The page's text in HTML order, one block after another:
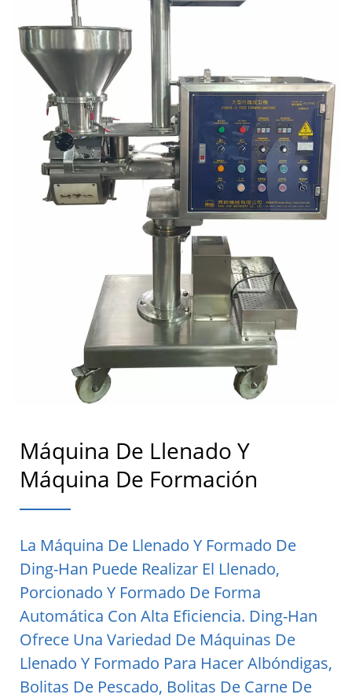
y construimos maquinaria que crea y empaca carnes
preparadas, vegetales y mariscos, papas fritas,
bocadillos horneados y fritos, y otros alimentos de
calidad.
Máquina De Llenado Y
Máquina De Formación
La Máquina De Llenado Y Formado De
Ding-Han Puede Realizar El Llenado,
Porcionado Y Formado De Forma
Automática Con Alta Eficiencia. Ding-Han
Ofrece Una Variedad De Máquinas De
Llenado Y Formado Para Hacer Albóndigas,
Bolitas De Pescado, Bolitas De Carne De